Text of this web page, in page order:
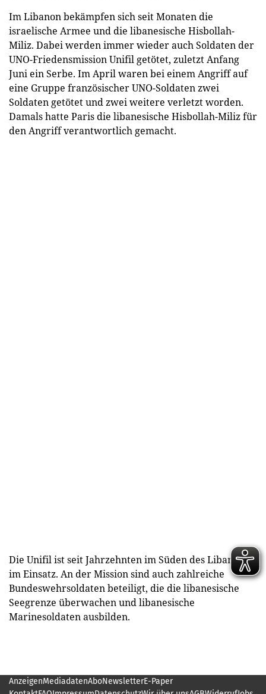
Im Libanon bekämpfen sich seit Monaten die
israelische Armee und die libanesische Hisbollah-
Miliz. Dabei werden immer wieder auch Soldaten der
UNO-Friedensmission Unifil getötet, zuletzt Anfang
Juni ein Serbe. Im April waren bei einem Angriff auf
eine Gruppe französischer UNO-Soldaten zwei
Soldaten getötet und zwei weitere verletzt worden.
Damals hatte Paris die libanesische Hisbollah-Miliz für
den Angriff verantwortlich gemacht.
Die Unifil ist seit Jahrzehnten im Süden des Libanon
im Einsatz. An der Mission sind auch zahlreiche
Bundeswehrsoldaten beteiligt, die die libanesische
Seegrenze überwachen und libanesische
Marinesoldaten ausbilden.
AnzeigenMediadatenAboNewsletterE-Paper